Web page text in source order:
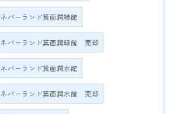
ネバーランド箕面潤緑館
ネバーランド箕面潤緑館 売却
ネバーランド箕面潤水館
ネバーランド箕面潤水館 売却